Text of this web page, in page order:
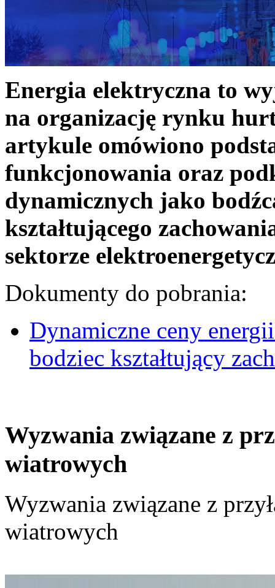
Energia elektryczna to
na organizację rynku
artykule omówiono
funkcjonowania oraz
dynamicznych jako
kształtującego
sektorze
Dokumenty do pobrania:
Dynamiczne ceny
bodziec kształtujący
Wyzwania związane z
wiatrowych
Wyzwania związane z
wiatrowych